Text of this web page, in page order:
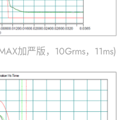
加严版，10Grms，11ms)